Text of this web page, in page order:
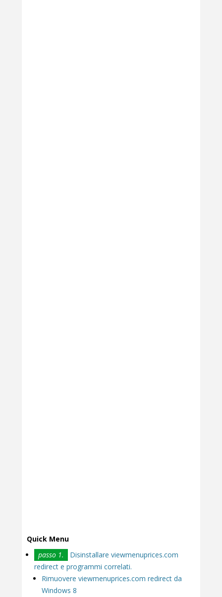
Quick Menu
passo 1.
Disinstallare viewmenuprices.com
redirect e programmi correlati.
Rimuovere viewmenuprices.com redirect da
Windows 8